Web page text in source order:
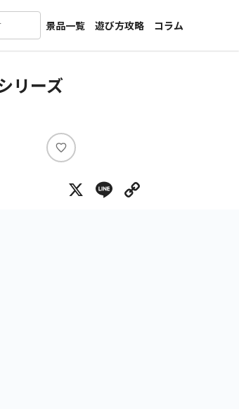
景品一覧
新着景品
カテゴリ一覧
遊び方攻略
コラム
インタビュー
リーズ
い
ね
X Line